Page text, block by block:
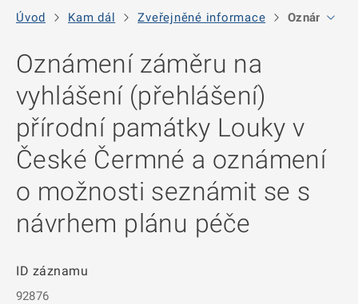
Úvod Kam dál Zveřejněné informace Oznámení
Oznámení záměru na
vyhlášení (přehlášení)
přírodní památky Louky v
České Čermné a oznámení
o možnosti seznámit se s
návrhem plánu péče
ID záznamu
92876